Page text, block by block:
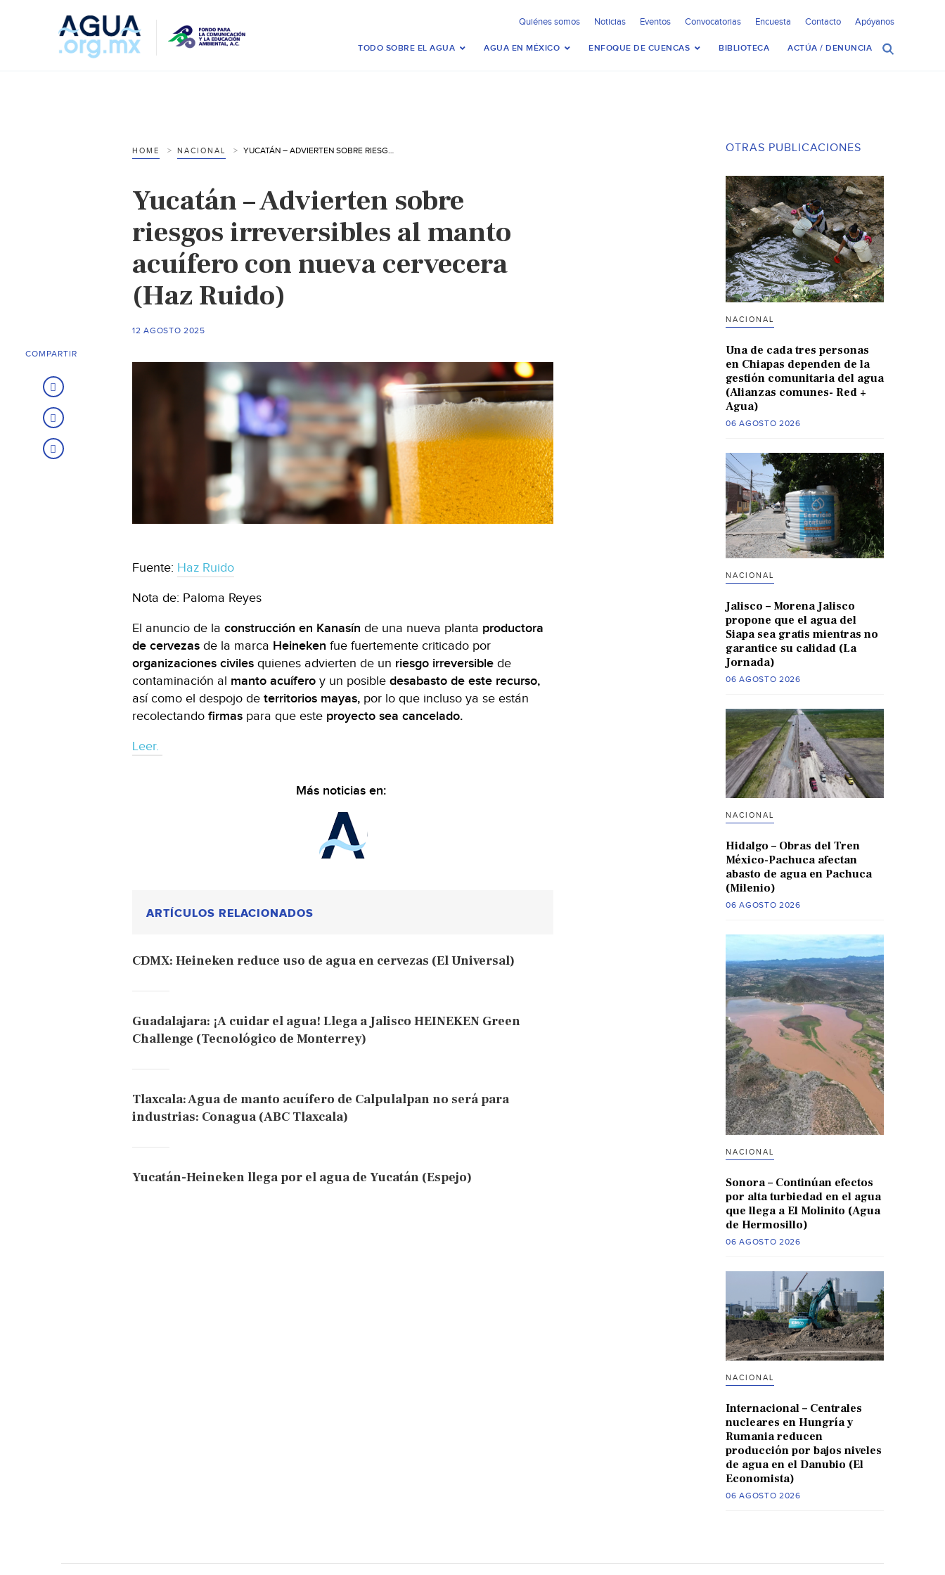
Quiénes somos Noticias Eventos Convocatorias Encuesta Contacto Apóyanos
TODO SOBRE EL AGUA AGUA EN MÉXICO ENFOQUE DE CUENCAS BIBLIOTECA ACTÚA / DENUNCIA
HOME NACIONAL YUCATÁN – ADVIERTEN SOBRE RIESGOS IRREVERSIBLES AL MANTO ACUÍFERO CON NUEVA CERVECERA (HAZ RUIDO)
Yucatán – Advierten sobre
riesgos irreversibles al manto
acuífero con nueva cervecera
(Haz Ruido)
12 AGOSTO 2025
Fuente: Haz Ruido
Nota de: Paloma Reyes
El anuncio de la construcción en Kanasín de una nueva planta productora
de cervezas de la marca Heineken fue fuertemente criticado por
organizaciones civiles quienes advierten de un riesgo irreversible de
contaminación al manto acuífero y un posible desabasto de este recurso,
así como el despojo de territorios mayas, por lo que incluso ya se están
recolectando firmas para que este proyecto sea cancelado.
Leer.
Más noticias en:
ARTÍCULOS RELACIONADOS
CDMX: Heineken reduce uso de agua en cervezas (El Universal)
Guadalajara: ¡A cuidar el agua! Llega a Jalisco HEINEKEN Green
Challenge (Tecnológico de Monterrey)
Tlaxcala: Agua de manto acuífero de Calpulalpan no será para
industrias: Conagua (ABC Tlaxcala)
Yucatán-Heineken llega por el agua de Yucatán (Espejo)
COMPARTIR
OTRAS PUBLICACIONES
NACIONAL
Una de cada tres personas
en Chiapas dependen de la
gestión comunitaria del agua
(Alianzas comunes- Red +
Agua)
06 AGOSTO 2026
NACIONAL
Jalisco – Morena Jalisco
propone que el agua del
Siapa sea gratis mientras no
garantice su calidad (La
Jornada)
06 AGOSTO 2026
NACIONAL
Hidalgo – Obras del Tren
México-Pachuca afectan
abasto de agua en Pachuca
(Milenio)
06 AGOSTO 2026
NACIONAL
Sonora – Continúan efectos
por alta turbiedad en el agua
que llega a El Molinito (Agua
de Hermosillo)
06 AGOSTO 2026
NACIONAL
Internacional – Centrales
nucleares en Hungría y
Rumania reducen
producción por bajos niveles
de agua en el Danubio (El
Economista)
06 AGOSTO 2026